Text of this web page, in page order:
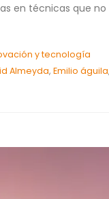
en técnicas que
y tecnología
Almeyda, Emilio águila,